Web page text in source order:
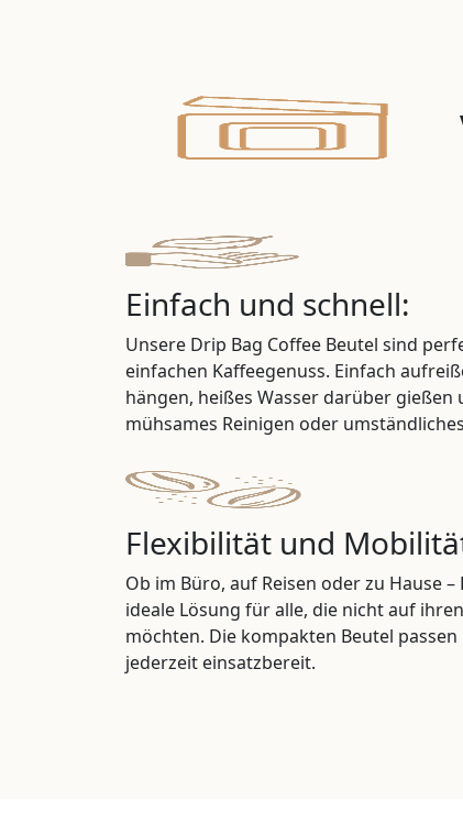
Einfach und schnell:
Unsere Drip Bag Coffee Beutel sind
einfachen Kaffeegenuss. Einfach
hängen, heißes Wasser darüber gießen
mühsames Reinigen oder
Flexibilität und
Ob im Büro, auf Reisen oder zu Hause
ideale Lösung für alle, die nicht auf
möchten. Die kompakten Beutel passen
jederzeit einsatzbereit.